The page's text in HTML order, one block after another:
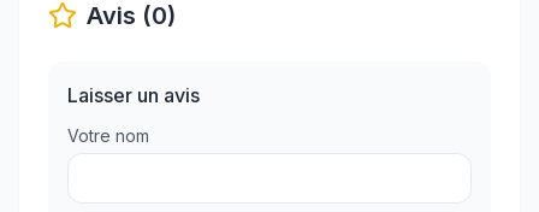
Avis (0)
Laisser un avis
Votre nom